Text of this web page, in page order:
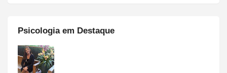
Psicologia em Destaque